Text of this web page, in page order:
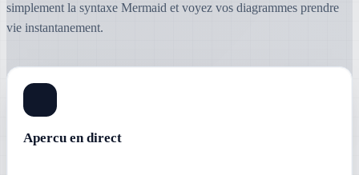
simplement la syntaxe Mermaid et voyez vos diagrammes prendre
vie instantanement.
Apercu en direct